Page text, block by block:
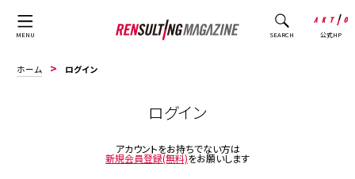
MENU SEARCH 公式HP
ホーム ログイン
ログイン
アカウントをお持ちでない方は
新規会員登録(無料)をお願いします